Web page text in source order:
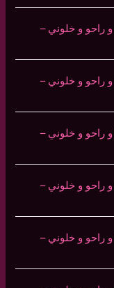
و راحو و خلوني –
و راحو و خلوني –
و راحو و خلوني –
و راحو و خلوني –
و راحو و خلوني –